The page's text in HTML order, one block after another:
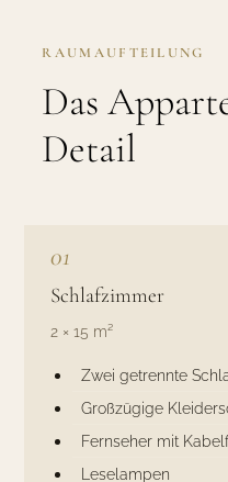
RAUMAUFTEILUNG
Das
Detail
01
Schlafzimmer
2 × 15 m²
Zwei getrennte
Großzügige
Fernseher mit
Leselampen